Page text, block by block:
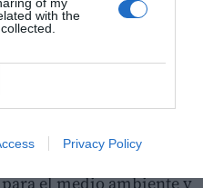
with the
Privacy Policy
poner a disposición de
tradicionales de
que puedan valorar
el medio ambiente y